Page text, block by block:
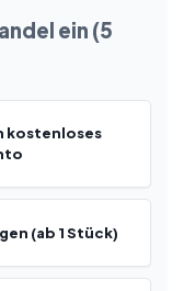
ein (5
kostenloses
(ab 1 Stück)